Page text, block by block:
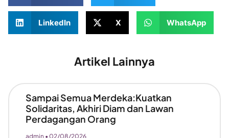
LinkedIn X WhatsApp
Artikel Lainnya
Sampai Semua Merdeka:Kuatkan
Solidaritas, Akhiri Diam dan Lawan
Perdagangan Orang
admin
02/08/2026